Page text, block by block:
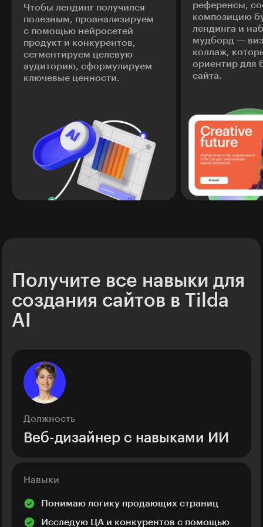
Чтобы лендинг получился
полезным, проанализируем
с помощью нейросетей
продукт и конкурентов,
сегментируем целевую
аудиторию, сформулируем
ключевые ценности.
референсы,
композицию
лендинга и
мудборд —
коллаж,
ориентир для
сайта.
Получите все навыки для
создания сайтов в Tilda
AI
Должность
Веб-дизайнер с навыками ИИ
Навыки
Понимаю логику продающих страниц
Исследую ЦА и конкурентов с помощью